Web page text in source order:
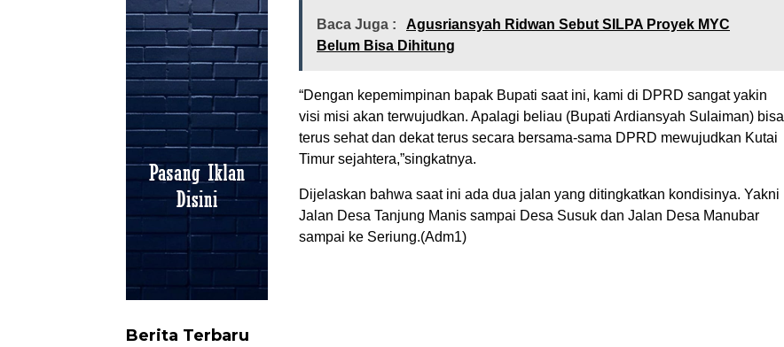
Baca Juga :
Agusriansyah Ridwan Sebut SILPA Proyek MYC
Belum Bisa Dihitung
“Dengan kepemimpinan bapak Bupati saat ini, kami di DPRD sangat yakin
visi misi akan terwujudkan. Apalagi beliau (Bupati Ardiansyah Sulaiman) bisa
terus sehat dan dekat terus secara bersama-sama DPRD mewujudkan Kutai
Timur sejahtera,”singkatnya.
Dijelaskan bahwa saat ini ada dua jalan yang ditingkatkan kondisinya. Yakni
Jalan Desa Tanjung Manis sampai Desa Susuk dan Jalan Desa Manubar
sampai ke Seriung.(Adm1)
Berita Terbaru